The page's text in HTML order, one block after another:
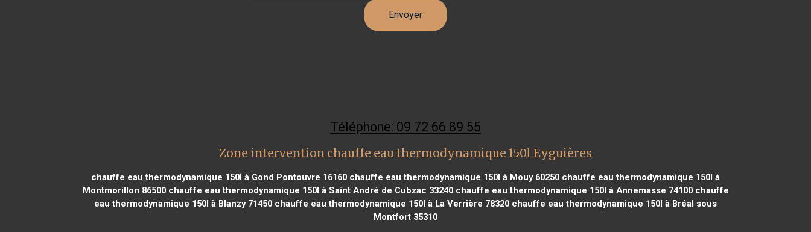
Téléphone: 09 72 66 89 55
Zone intervention chauffe eau thermodynamique 150l Eyguières
chauffe eau thermodynamique 150l à Gond Pontouvre 16160 chauffe eau thermodynamique 150l à Mouy 60250 chauffe eau thermodynamique 150l à
Montmorillon 86500chauffe eau thermodynamique 150l à Saint André de Cubzac 33240chauffe eau thermodynamique 150l à Annemasse 74100chauffe
eau thermodynamique 150l à Blanzy 71450 chauffe eau thermodynamique 150l à La Verrière 78320 chauffe eau thermodynamique 150l à Bréal sous
Montfort 35310